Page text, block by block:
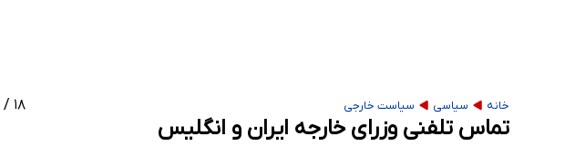
خانه سیاسی سیاست خارجی ۱۸ / ۰۲ / ۱۴۰۵ - ۲۲:۵۴:۲۲
تماس تلفنی وزرای خارجه ایران و انگلیس